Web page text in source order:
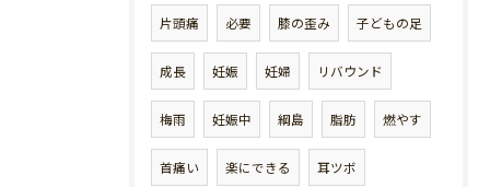
片頭痛 必要 膝の歪み 子どもの足
成長 妊娠 妊婦 リバウンド
梅雨 妊娠中 綱島 脂肪 燃やす
首痛い 楽にできる 耳ツボ